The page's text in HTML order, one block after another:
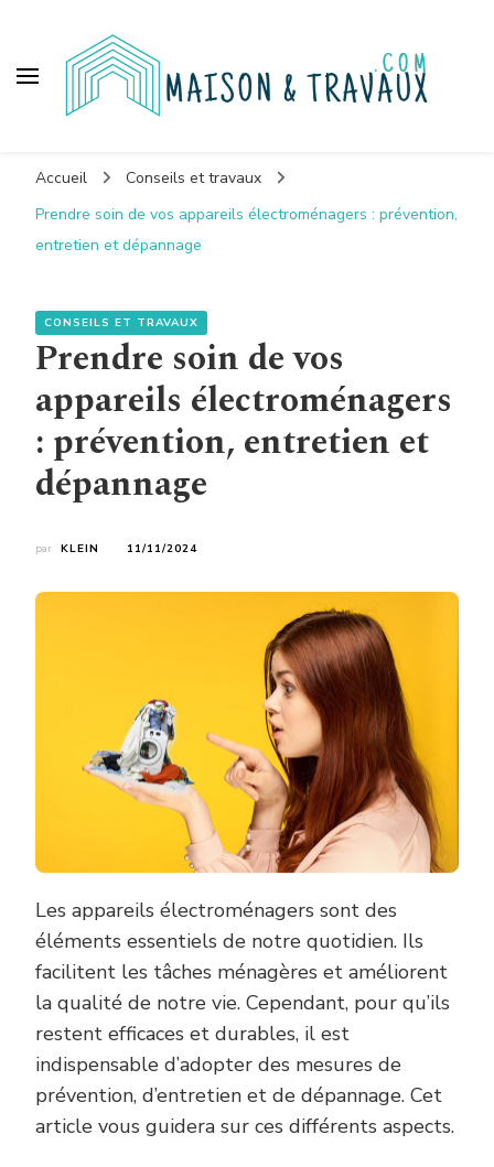
Accueil
Conseils et travaux
Prendre soin de vos appareils électroménagers : prévention,
entretien et dépannage
CONSEILS ET TRAVAUX
Prendre soin de vos
appareils électroménagers
: prévention, entretien et
dépannage
par KLEIN 11/11/2024
Les appareils électroménagers sont des
éléments essentiels de notre quotidien. Ils
facilitent les tâches ménagères et améliorent
la qualité de notre vie. Cependant, pour qu’ils
restent efficaces et durables, il est
indispensable d’adopter des mesures de
prévention, d’entretien et de dépannage. Cet
article vous guidera sur ces différents aspects.